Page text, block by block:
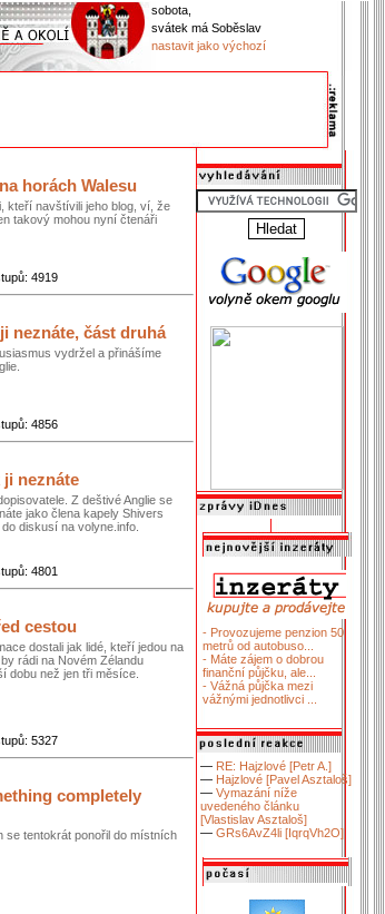
sobota,
svátek má Soběslav
nastavit jako výchozí
horách Walesu
kteří navštívili jeho blog, ví, že
takový mohou nyní čtenáři
4919
neznáte, část druhá
vydržel a přinášíme
4856
neznáte
Z deštivé Anglie se
jako člena kapely Shivers
diskusí na volyne.info.
4801
cestou
dostali jak lidé, kteří jedou na
rádi na Novém Zélandu
dobu než jen tři měsíce.
5327
completely
se tentokrát ponořil do místních
- Provozujeme penzion 50
metrů od autobuso...
- Máte zájem o dobrou
finanční půjčku, ale...
- Vážná půjčka mezi
vážnými jednotlivci ...
— RE: Hajzlové [Petr A.]
— Hajzlové [Pavel Asztaloš]
— Vymazání níže
uvedeného článku
[Vlastislav Asztaloš]
— GRs6AvZ4li [IqrqVh2O]